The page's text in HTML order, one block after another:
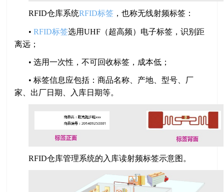
RFID仓库系统RFID标签 ，也称无线射频标签：
•RFID标签选用UHF（超高频）电子标签，识别距
离远；
• 选用一次性，不可回收标签，成本低；
• 标签信息应包括：商品名称、产地、型号、厂
家、出厂日期、入库日期等。
RFID仓库管理系统的入库读射频标签示意图。